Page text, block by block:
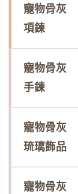
寵物骨灰
項鍊
寵物骨灰
手鍊
寵物骨灰
琉璃飾品
寵物骨灰